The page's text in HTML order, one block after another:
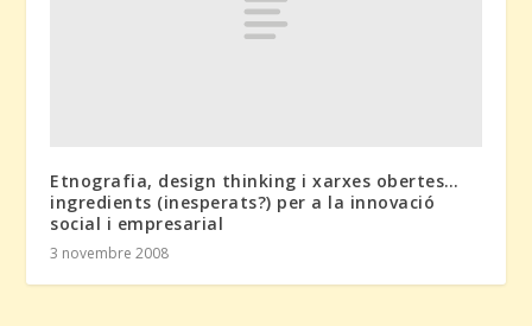
Etnografia, design thinking i xarxes obertes…
ingredients (inesperats?) per a la innovació
social i empresarial
3 novembre 2008